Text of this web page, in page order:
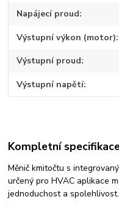
Kompletní
Měnič kmitočtu s
určený pro HVAC aplikace
jednoduchost a spolehlivost.
Napájecí proud
Výstupní výkon (motor)
Výstupní proud
Výstupní napětí